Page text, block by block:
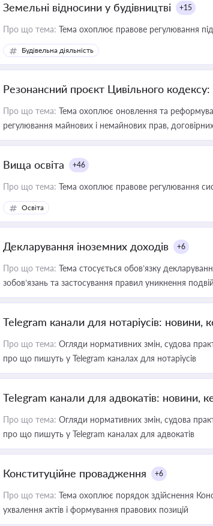
Земельні відносини у будівництві +15
Про що тема: Тема охоплює правове регулювання
Будівельна діяльність
Резонансний проєкт Цивільного кодексу:
Про що тема: Тема охоплює оновлення та
регулювання майнових і немайнових прав,
Вища освіта +46
Про що тема: Тема охоплює правове регулювання
Освіта
Декларування іноземних доходів +6
Про що тема: Тема стосується обов’язку
зобов’язань та застосування правил уникнення
Telegram канали для нотаріусів: новини,
Про що тема: Огляди нормативних змін, судова
про що пишуть у Telegram каналах для нотаріусів
Telegram канали для адвокатів: новини,
Про що тема: Огляди нормативних змін, судова
про що пишуть у Telegram каналах для адвокатів
Конституційне провадження +6
Про що тема: Тема охоплює порядок здійснення
ухвалення актів і формування правових позицій